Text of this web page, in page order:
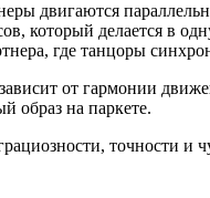
двигаются
который делается в
где танцоры
от гармонии
образ на паркете.
точности и